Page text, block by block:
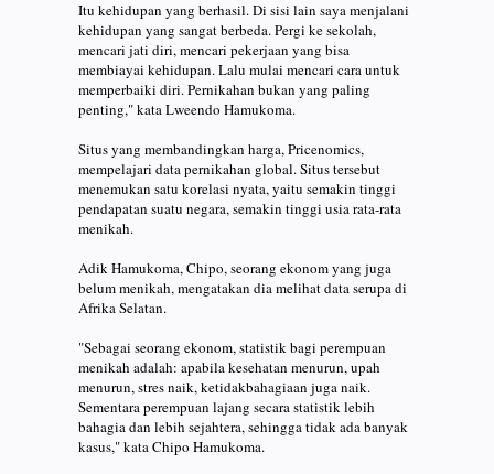
Itu kehidupan yang berhasil. Di sisi lain saya menjalani
kehidupan yang sangat berbeda. Pergi ke sekolah,
mencari jati diri, mencari pekerjaan yang bisa
membiayai kehidupan. Lalu mulai mencari cara untuk
memperbaiki diri. Pernikahan bukan yang paling
penting," kata Lweendo Hamukoma.
Situs yang membandingkan harga, Pricenomics,
mempelajari data pernikahan global. Situs tersebut
menemukan satu korelasi nyata, yaitu semakin tinggi
pendapatan suatu negara, semakin tinggi usia rata-rata
menikah.
Adik Hamukoma, Chipo, seorang ekonom yang juga
belum menikah, mengatakan dia melihat data serupa di
Afrika Selatan.
"Sebagai seorang ekonom, statistik bagi perempuan
menikah adalah: apabila kesehatan menurun, upah
menurun, stres naik, ketidakbahagiaan juga naik.
Sementara perempuan lajang secara statistik lebih
bahagia dan lebih sejahtera, sehingga tidak ada banyak
kasus," kata Chipo Hamukoma.